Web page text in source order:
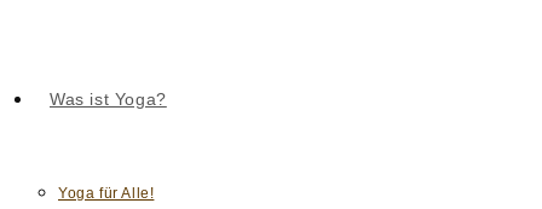
Was ist Yoga?
Yoga für Alle!